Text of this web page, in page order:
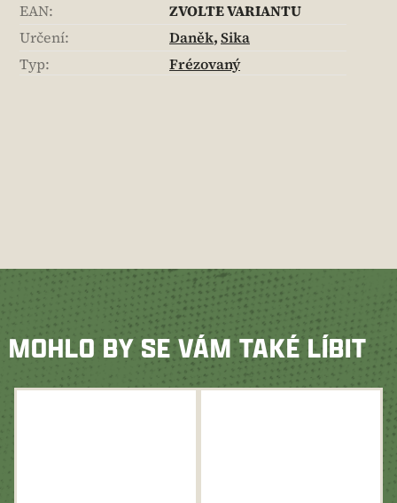
EAN:
ZVOLTE VARIANTU
Určení: Daněk,Sika
Typ: Frézovaný
MOHLO BY SE VÁM TAKÉ LÍBIT